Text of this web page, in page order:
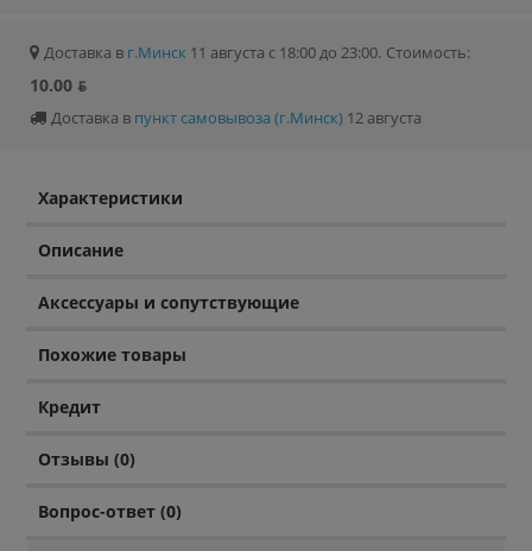
Доставка в г.Минск 11 августа с 18:00 до 23:00. Стоимость:
10.00 ƃ
Доставка в пункт самовывоза (г.Минск) 12 августа
Характеристики
Описание
Аксессуары и сопутствующие
Похожие товары
Кредит
Отзывы (0)
Вопрос-ответ (0)